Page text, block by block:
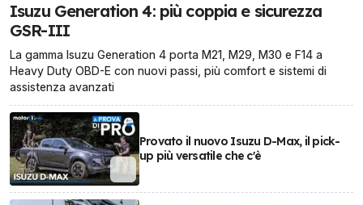
Isuzu Generation 4: più coppia e sicurezza
GSR-III
La gamma Isuzu Generation 4 porta M21, M29, M30 e F14 a
Heavy Duty OBD-E con nuovi passi, più comfort e sistemi di
assistenza avanzati
Provato il nuovo Isuzu D-Max, il pick-
up più versatile che c'è